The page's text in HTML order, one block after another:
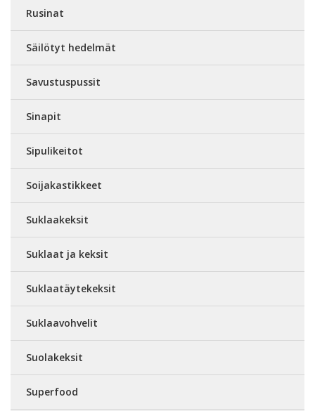
Rusinat
Säilötyt hedelmät
Savustuspussit
Sinapit
Sipulikeitot
Soijakastikkeet
Suklaakeksit
Suklaat ja keksit
Suklaatäytekeksit
Suklaavohvelit
Suolakeksit
Superfood